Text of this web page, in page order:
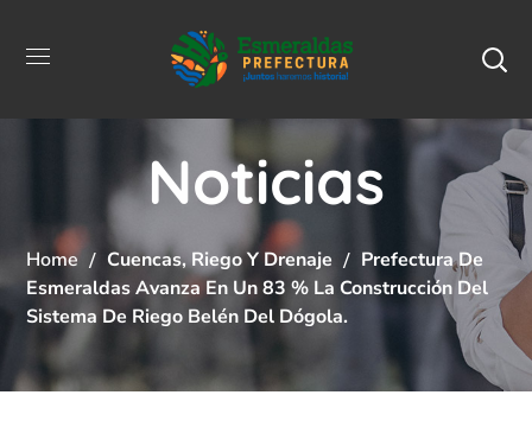
Noticias
Home Cuencas, Riego Y Drenaje
Prefectura De
Esmeraldas Avanza En Un 83 % La Construcción Del
Sistema De Riego Belén Del Dógola.